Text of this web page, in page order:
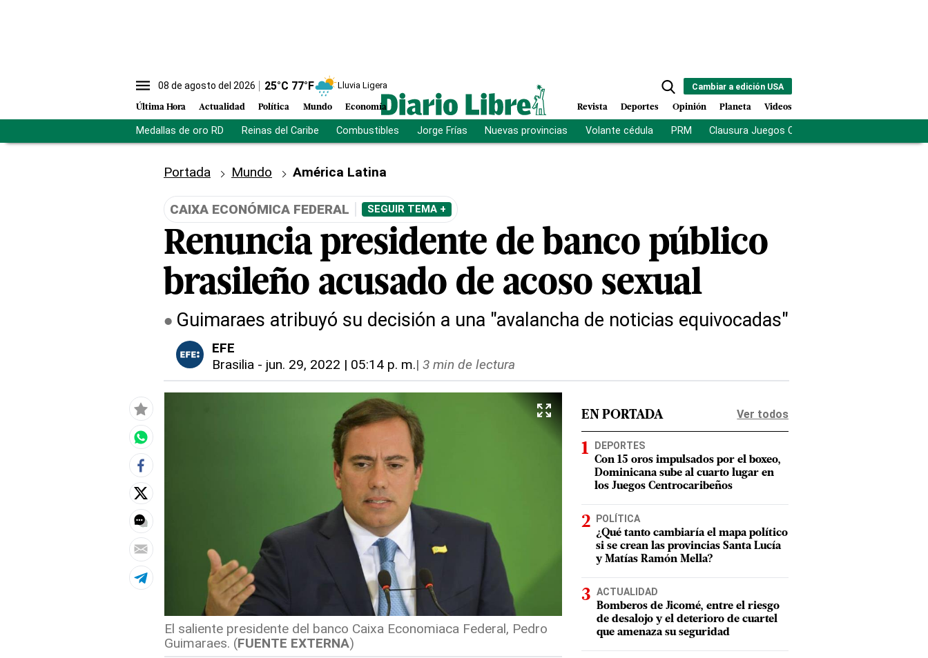
08 de agosto del 2026 25°C 77°F Lluvia Ligera
Última Hora Actualidad Política Mundo Economía
Cambiar a edición USA
Revista Deportes Opinión Planeta Videos
Medallas de oro RD Reinas del Caribe Combustibles Jorge Frías Nuevas provincias Volante cédula PRM Clausura Juegos Centroamericanos
Portada Mundo América Latina
CAIXA ECONÓMICA FEDERAL SEGUIR TEMA +
Renuncia presidente de banco público
brasileño acusado de acoso sexual
Guimaraes atribuyó su decisión a una "avalancha de noticias equivocadas"
EFE
Brasilia - jun. 29, 2022 | 05:14 p. m.| 3 min de lectura
El saliente presidente del banco Caixa Economiaca Federal, Pedro
Guimaraes. (FUENTE EXTERNA)
EN PORTADA Ver todos
DEPORTES
Con 15 oros impulsados por el boxeo,
Dominicana sube al cuarto lugar en
los Juegos Centrocaribeños
POLÍTICA
¿Qué tanto cambiaría el mapa político
si se crean las provincias Santa Lucía
y Matías Ramón Mella?
ACTUALIDAD
Bomberos de Jicomé, entre el riesgo
de desalojo y el deterioro de cuartel
que amenaza su seguridad